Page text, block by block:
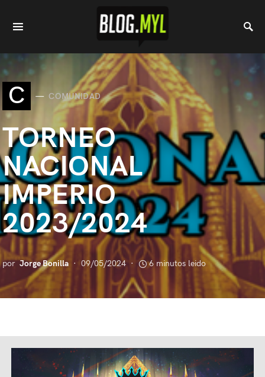
C COMUNIDAD
TORNEO
NACIONAL
IMPERIO
2023/2024
por Jorge Bonilla 09/05/2024 6 minutos leido